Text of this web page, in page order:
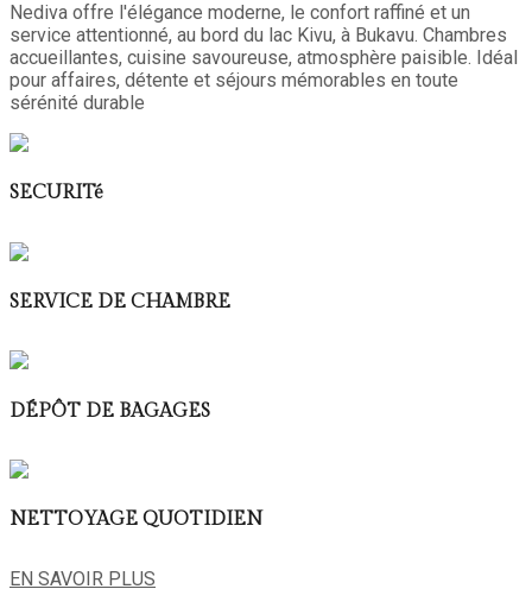
Nediva offre l'élégance moderne, le confort raffiné et un
service attentionné, au bord du lac Kivu, à Bukavu. Chambres
accueillantes, cuisine savoureuse, atmosphère paisible. Idéal
pour affaires, détente et séjours mémorables en toute
sérénité durable
SECURITé
SERVICE DE CHAMBRE
DÉPÔT DE BAGAGES
NETTOYAGE QUOTIDIEN
EN SAVOIR PLUS